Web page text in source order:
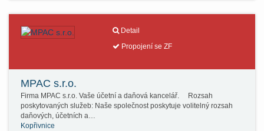
Detail
Propojení se ZF
MPAC s.r.o.
Firma MPAC s.r.o. Vaše účetní a daňová kancelář. Rozsah
poskytovaných služeb: Naše společnost poskytuje volitelný rozsah
daňových, účetních a…
Kopřivnice